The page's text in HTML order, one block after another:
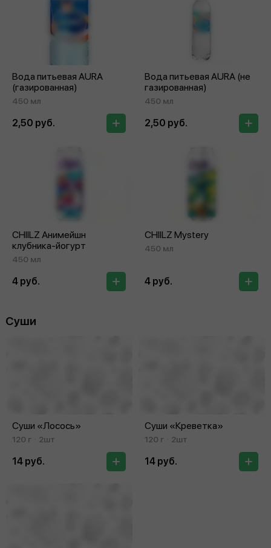
Вода питьевая AURA
(газированная)
450 мл
2,50 руб.
Вода питьевая AURA (не
газированная)
450 мл
2,50 руб.
CHIILZ Анимейшн
клубника‑йогурт
450 мл
4 руб.
CHIILZ Mystery
450 мл
4 руб.
Суши
Суши «Лосось»
120 г 2шт
14 руб.
Суши «Креветка»
120 г 2шт
14 руб.